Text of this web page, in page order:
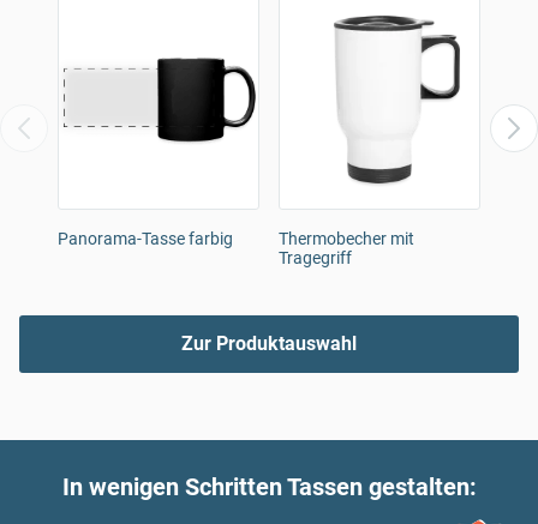
Panorama-Tasse farbig
Thermobecher mit
Tragegriff
Zur Produktauswahl
In wenigen Schritten Tassen gestalten: